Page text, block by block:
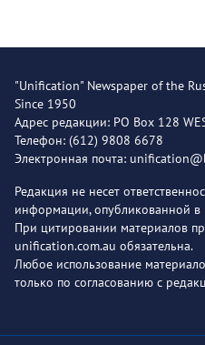
"Unification" Newspaper of the
Since 1950
Адрес редакции: PO Box 128
Телефон: (612) 9808 6678
Электронная почта:
Редакция не несет
информации, опубликованной в
При цитировании материалов
unification.com.au обязательна.
Любое использование
только по согласованию с